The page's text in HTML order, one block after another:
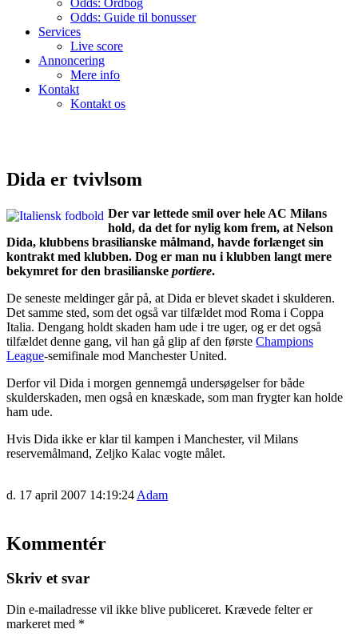
Odds: Guide til bonusser
Services
Live score
Annoncering
Mere info
Kontakt
Kontakt os
Dida er tvivlsom
Der var lettede smil over hele AC Milans
hold, da det for nylig kom frem, at Nelson
Dida, klubbens brasilianske målmand, havde forlænget sin
kontrakt med klubben. Dog er man nu i klubben langt mere
bekymret for den brasilianske portiere.
De seneste meldinger går på, at Dida er blevet skadet i skulderen.
Det samme sted, som det også var tilfældet mod Roma i Coppa
Italia. Dengang holdt skaden ham ude i tre uger, og er det også
tilfældet denne gang, vil han gå glip af den første Champions
League-semifinale mod Manchester United.
Derfor vil Dida i morgen gennemgå undersøgelser for både
skulderskaden, men også en knæskade, som man frygter kan holde
ham ude.
Hvis Dida ikke er klar til kampen i Manchester, vil Milans
reservemålmand, Zeljko Kalac vogte målet.
d. 17 april 2007 14:19:24 Adam
Kommentér
Skriv et svar
Din e-mailadresse vil ikke blive publiceret. Krævede felter er
markeret med *